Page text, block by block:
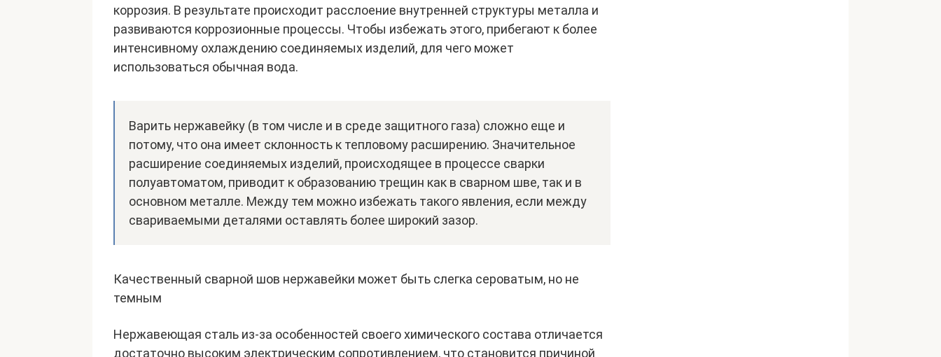
коррозия. В результате происходит расслоение внутренней структуры металла и
развиваются коррозионные процессы. Чтобы избежать этого, прибегают к более
интенсивному охлаждению соединяемых изделий, для чего может
использоваться обычная вода.
Варить нержавейку (в том числе и в среде защитного газа) сложно еще и
потому, что она имеет склонность к тепловому расширению. Значительное
расширение соединяемых изделий, происходящее в процессе сварки
полуавтоматом, приводит к образованию трещин как в сварном шве, так и в
основном металле. Между тем можно избежать такого явления, если между
свариваемыми деталями оставлять более широкий зазор.
Качественный сварной шов нержавейки может быть слегка сероватым, но не
темным
Нержавеющая сталь из-за особенностей своего химического состава отличается
достаточно высоким электрическим сопротивлением, что становится причиной